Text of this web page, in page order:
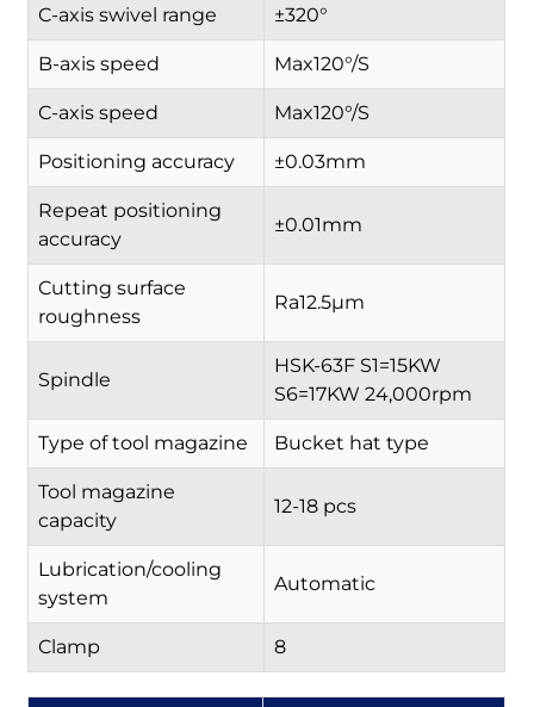
C-axis swivel range ±320°
B-axis speed Max120°/S
C-axis speed Max120°/S
Positioning accuracy ±0.03mm
Repeat positioning
accuracy
±0.01mm
Cutting surface
roughness
Ra12.5µm
Spindle
HSK-63F S1=15KW
S6=17KW 24,000rpm
Type of tool magazine Bucket hat type
Tool magazine
capacity
12-18 pcs
Lubrication/cooling
system
Automatic
Clamp 8